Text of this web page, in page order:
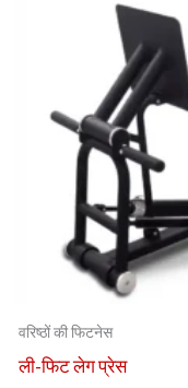
वरिष्ठों की फिटनेस
ली-फिट लेग प्रेस